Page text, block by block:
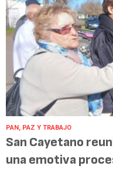
PAN, PAZ Y TRABAJO
San Cayetano
una emotiva